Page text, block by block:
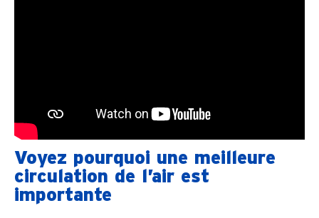
Voyez pourquoi une meilleure
circulation de l’air est
importante